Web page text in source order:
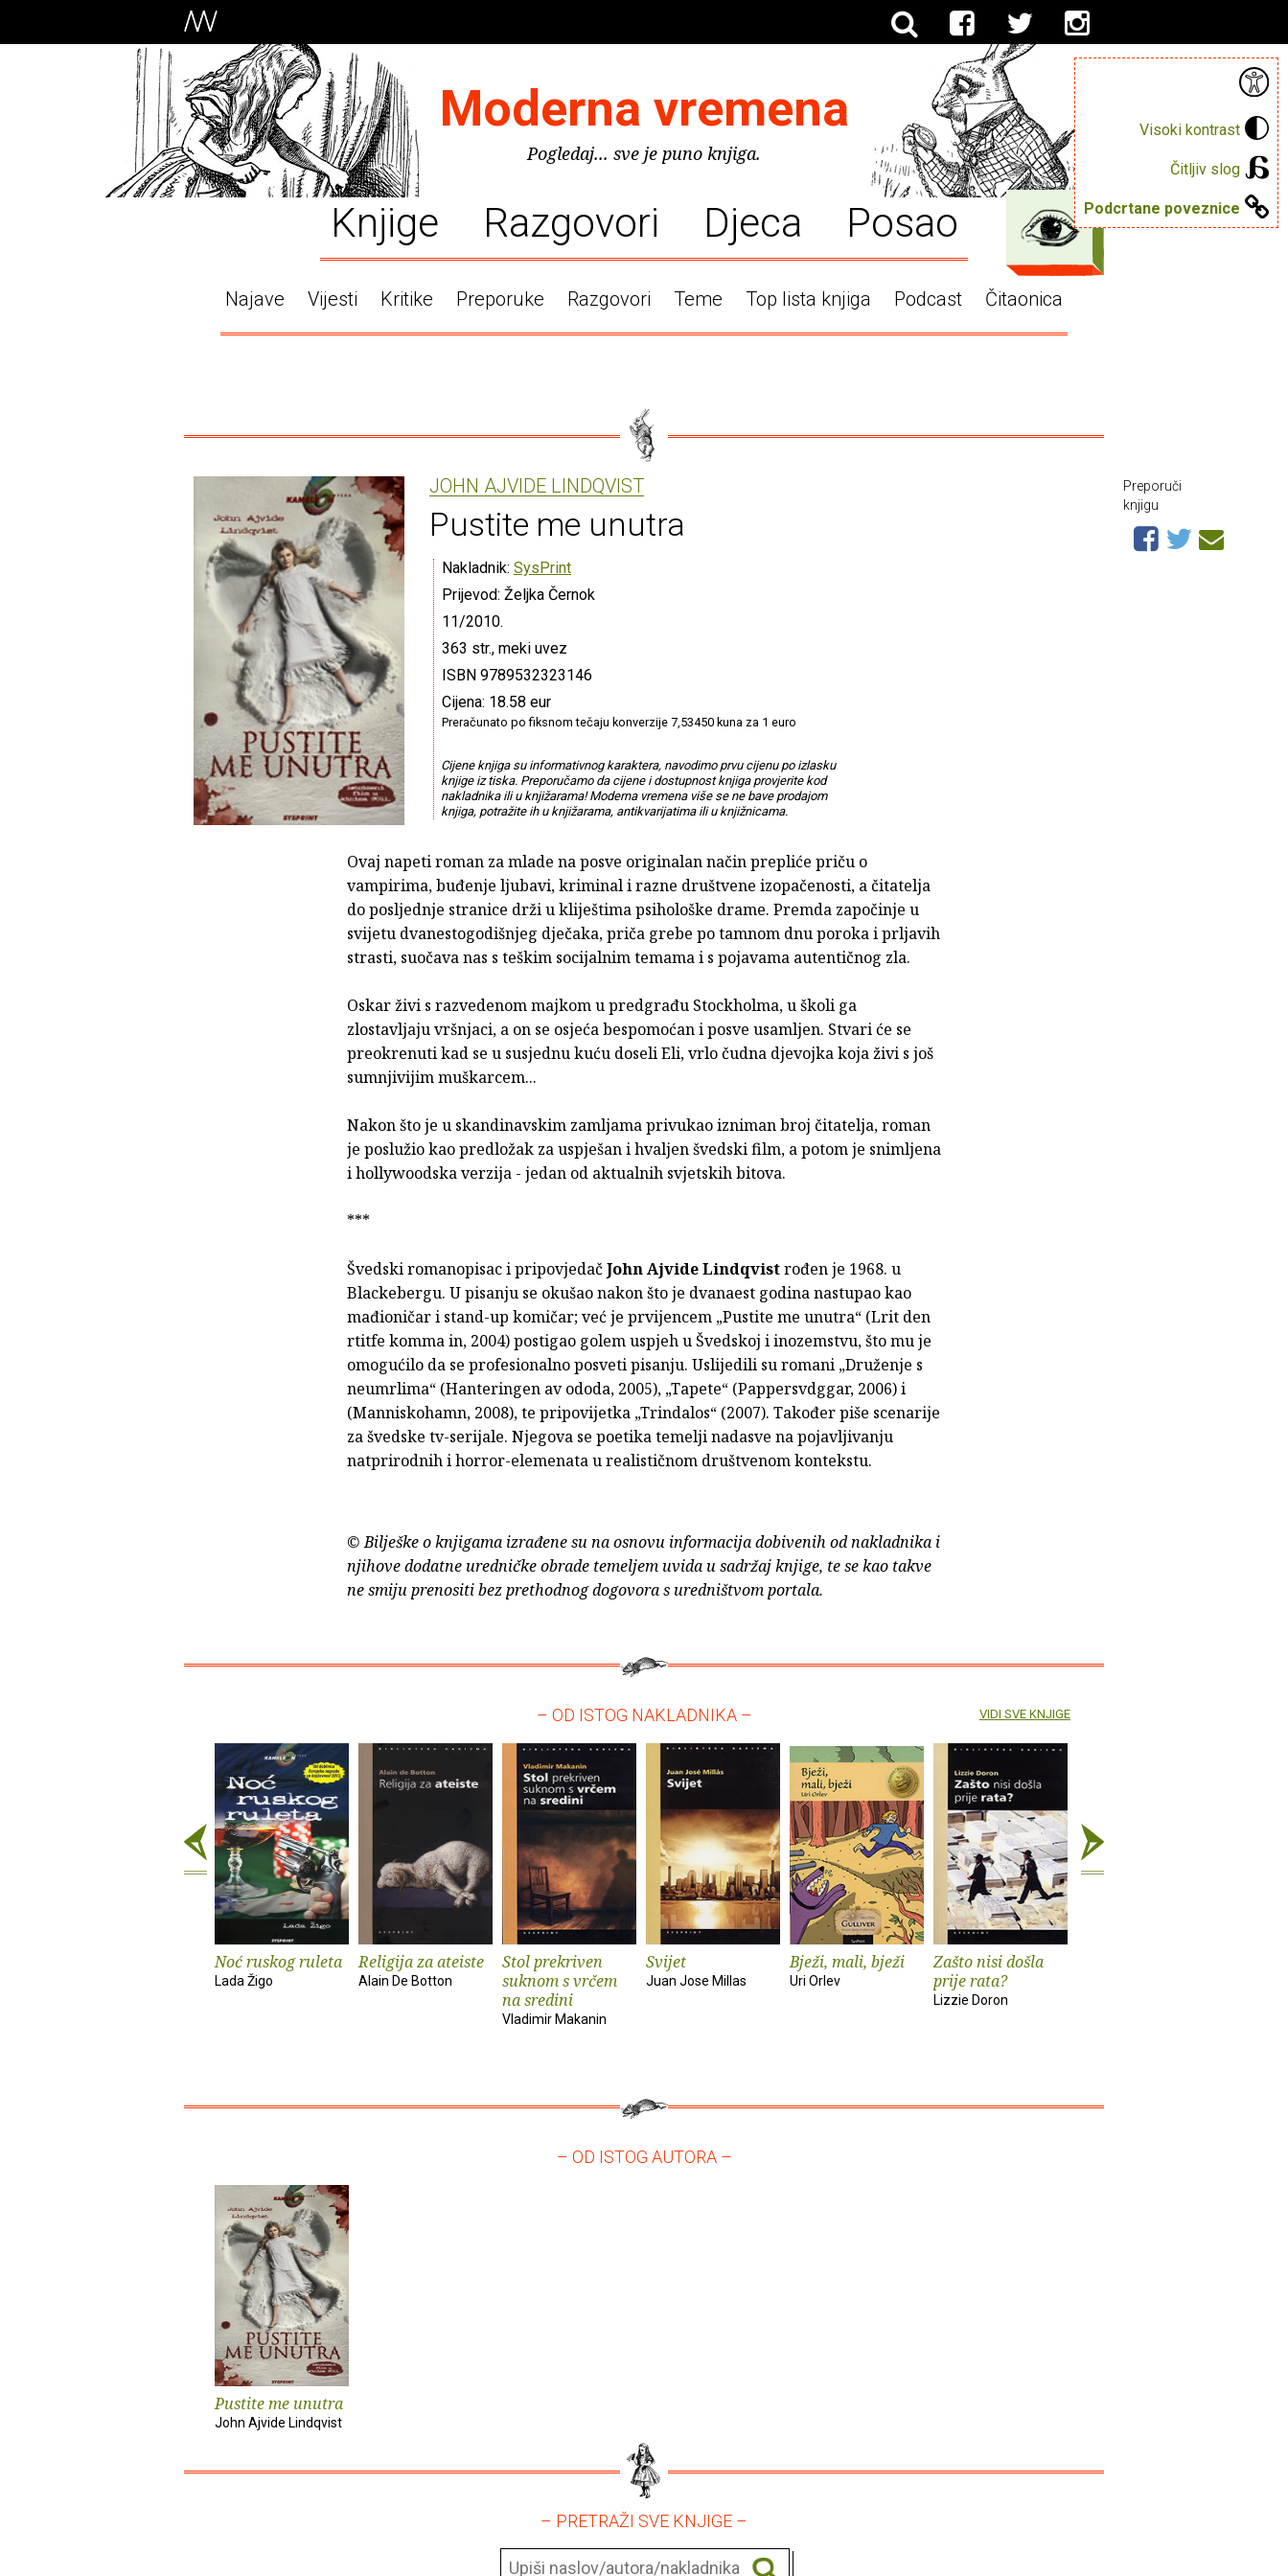
Visoki kontrast
Čitljiv slog
Podcrtane poveznice
Moderna vremena
Pogledaj... sve je puno knjiga.
Knjige Razgovori Djeca Posao
Najave Vijesti Kritike Preporuke Razgovori Teme Top lista knjiga Podcast Čitaonica
JOHN AJVIDE LINDQVIST
Pustite me unutra
Nakladnik: SysPrint
Prijevod: Željka Černok
11/2010.
363 str., meki uvez
ISBN 9789532323146
Cijena: 18.58 eur
Preračunato po fiksnom tečaju konverzije 7,53450 kuna za 1 euro
Cijene knjiga su informativnog karaktera, navodimo prvu cijenu po izlasku
knjige iz tiska. Preporučamo da cijene i dostupnost knjiga provjerite kod
nakladnika ili u knjižarama! Moderna vremena više se ne bave prodajom
knjiga, potražite ih u knjižarama, antikvarijatima ili u knjižnicama.
Ovaj napeti roman za mlade na posve originalan način prepliće priču o
vampirima, buđenje ljubavi, kriminal i razne društvene izopačenosti, a čitatelja
do posljednje stranice drži u kliještima psihološke drame. Premda započinje u
svijetu dvanestogodišnjeg dječaka, priča grebe po tamnom dnu poroka i prljavih
strasti, suočava nas s teškim socijalnim temama i s pojavama autentičnog zla.
Oskar živi s razvedenom majkom u predgrađu Stockholma, u školi ga
zlostavljaju vršnjaci, a on se osjeća bespomoćan i posve usamljen. Stvari će se
preokrenuti kad se u susjednu kuću doseli Eli, vrlo čudna djevojka koja živi s još
sumnjivijim muškarcem...
Nakon što je u skandinavskim zamljama privukao izniman broj čitatelja, roman
je poslužio kao predložak za uspješan i hvaljen švedski film, a potom je snimljena
i hollywoodska verzija - jedan od aktualnih svjetskih bitova.
***
Švedski romanopisac i pripovjedačJohn Ajvide Lindqvistrođen je 1968. u
Blackebergu. U pisanju se okušao nakon što je dvanaest godina nastupao kao
mađioničar i stand-up komičar; već je prvijencem „Pustite me unutra“ (Lrit den
rtitfe komma in, 2004) postigao golem uspjeh u Švedskoj i inozemstvu, što mu je
omogućilo da se profesionalno posveti pisanju. Uslijedili su romani „Druženje s
neumrlima“ (Hanteringen av ododa, 2005), „Tapete“ (Pappersvdggar, 2006) i
(Manniskohamn, 2008), te pripovijetka „Trindalos“ (2007). Također piše scenarije
za švedske tv-serijale. Njegova se poetika temelji nadasve na pojavljivanju
natprirodnih i horror-elemenata u realističnom društvenom kontekstu.
© Bilješke o knjigama izrađene su na osnovu informacija dobivenih od nakladnika i
njihove dodatne uredničke obrade temeljem uvida u sadržaj knjige, te se kao takve
ne smiju prenositi bez prethodnog dogovora s uredništvom portala.
Preporuči
knjigu
– OD ISTOG NAKLADNIKA –
Noć ruskog ruleta
Lada Žigo
Religija za ateiste
Alain De Botton
Stol prekriven
suknom s vrčem
na sredini
Vladimir Makanin
Svijet
Juan Jose Millas
Bježi, mali, bježi
Uri Orlev
Zašto nisi došla
prije rata?
Lizzie Doron
VIDI SVE KNJIGE
– OD ISTOG AUTORA –
Pustite me unutra
John Ajvide Lindqvist
– PRETRAŽI SVE KNJIGE –